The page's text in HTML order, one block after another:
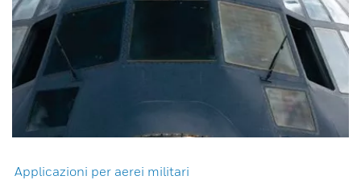
Applicazioni per aerei militari